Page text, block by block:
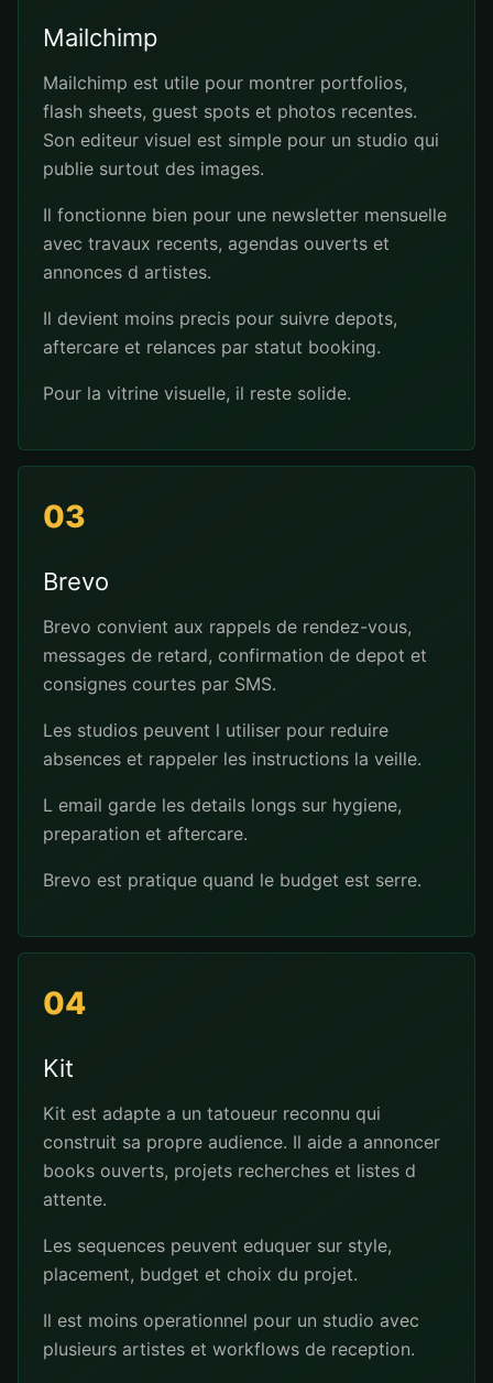
Mailchimp
Mailchimp est utile pour montrer portfolios,
flash sheets, guest spots et photos recentes.
Son editeur visuel est simple pour un studio qui
publie surtout des images.
Il fonctionne bien pour une newsletter mensuelle
avec travaux recents, agendas ouverts et
annonces d artistes.
Il devient moins precis pour suivre depots,
aftercare et relances par statut booking.
Pour la vitrine visuelle, il reste solide.
03
Brevo
Brevo convient aux rappels de rendez-vous,
messages de retard, confirmation de depot et
consignes courtes par SMS.
Les studios peuvent l utiliser pour reduire
absences et rappeler les instructions la veille.
L email garde les details longs sur hygiene,
preparation et aftercare.
Brevo est pratique quand le budget est serre.
04
Kit
Kit est adapte a un tatoueur reconnu qui
construit sa propre audience. Il aide a annoncer
books ouverts, projets recherches et listes d
attente.
Les sequences peuvent eduquer sur style,
placement, budget et choix du projet.
Il est moins operationnel pour un studio avec
plusieurs artistes et workflows de reception.